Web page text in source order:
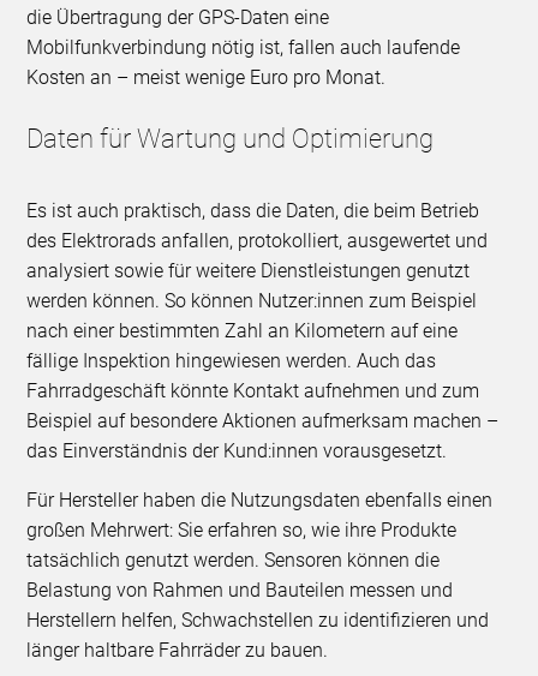
die Übertragung der GPS-Daten eine
Mobilfunkverbindung nötig ist, fallen auch laufende
Kosten an – meist wenige Euro pro Monat.
Daten für Wartung und Optimierung
Es ist auch praktisch, dass die Daten, die beim Betrieb
des Elektrorads anfallen, protokolliert, ausgewertet und
analysiert sowie für weitere Dienstleistungen genutzt
werden können. So können Nutzer:innen zum Beispiel
nach einer bestimmten Zahl an Kilometern auf eine
fällige Inspektion hingewiesen werden. Auch das
Fahrradgeschäft könnte Kontakt aufnehmen und zum
Beispiel auf besondere Aktionen aufmerksam machen –
das Einverständnis der Kund:innen vorausgesetzt.
Für Hersteller haben die Nutzungsdaten ebenfalls einen
großen Mehrwert: Sie erfahren so, wie ihre Produkte
tatsächlich genutzt werden. Sensoren können die
Belastung von Rahmen und Bauteilen messen und
Herstellern helfen, Schwachstellen zu identifizieren und
länger haltbare Fahrräder zu bauen.